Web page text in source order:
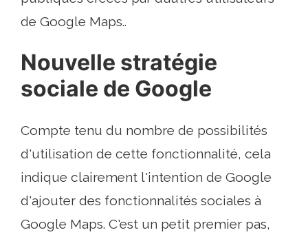
de Google Maps..
Nouvelle stratégie
sociale de Google
Compte tenu du nombre de possibilités
d'utilisation de cette fonctionnalité, cela
indique clairement l'intention de Google
d'ajouter des fonctionnalités sociales à
Google Maps. C'est un petit premier pas,